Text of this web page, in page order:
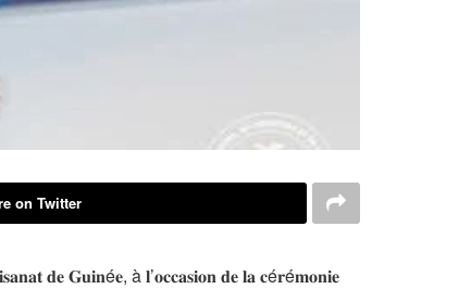
on Twitter
𝐝𝐞 𝐆𝐮𝐢𝐧é𝐞, à 𝐥’𝐨𝐜𝐜𝐚𝐬𝐢𝐨𝐧 𝐝𝐞 𝐥𝐚 𝐜é𝐫é𝐦𝐨𝐧𝐢𝐞